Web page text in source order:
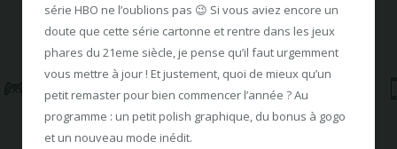
série HBO ne l’oublions pas 😉 Si vous aviez encore un
doute que cette série cartonne et rentre dans les jeux
phares du 21eme siècle, je pense qu’il faut urgemment
vous mettre à jour ! Et justement, quoi de mieux qu’un
petit remaster pour bien commencer l’année ? Au
programme : un petit polish graphique, du bonus à gogo
et un nouveau mode inédit.